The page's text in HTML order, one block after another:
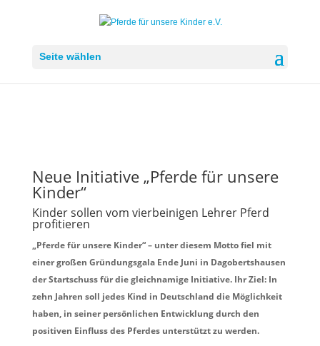
Seite wählen
Neue Initiative „Pferde für unsere
Kinder“
Kinder sollen vom vierbeinigen Lehrer Pferd
profitieren
„Pferde für unsere Kinder“ – unter diesem Motto fiel mit
einer großen Gründungsgala Ende Juni in Dagobertshausen
der Startschuss für die gleichnamige Initiative. Ihr Ziel: In
zehn Jahren soll jedes Kind in Deutschland die Möglichkeit
haben, in seiner persönlichen Entwicklung durch den
positiven Einfluss des Pferdes unterstützt zu werden.